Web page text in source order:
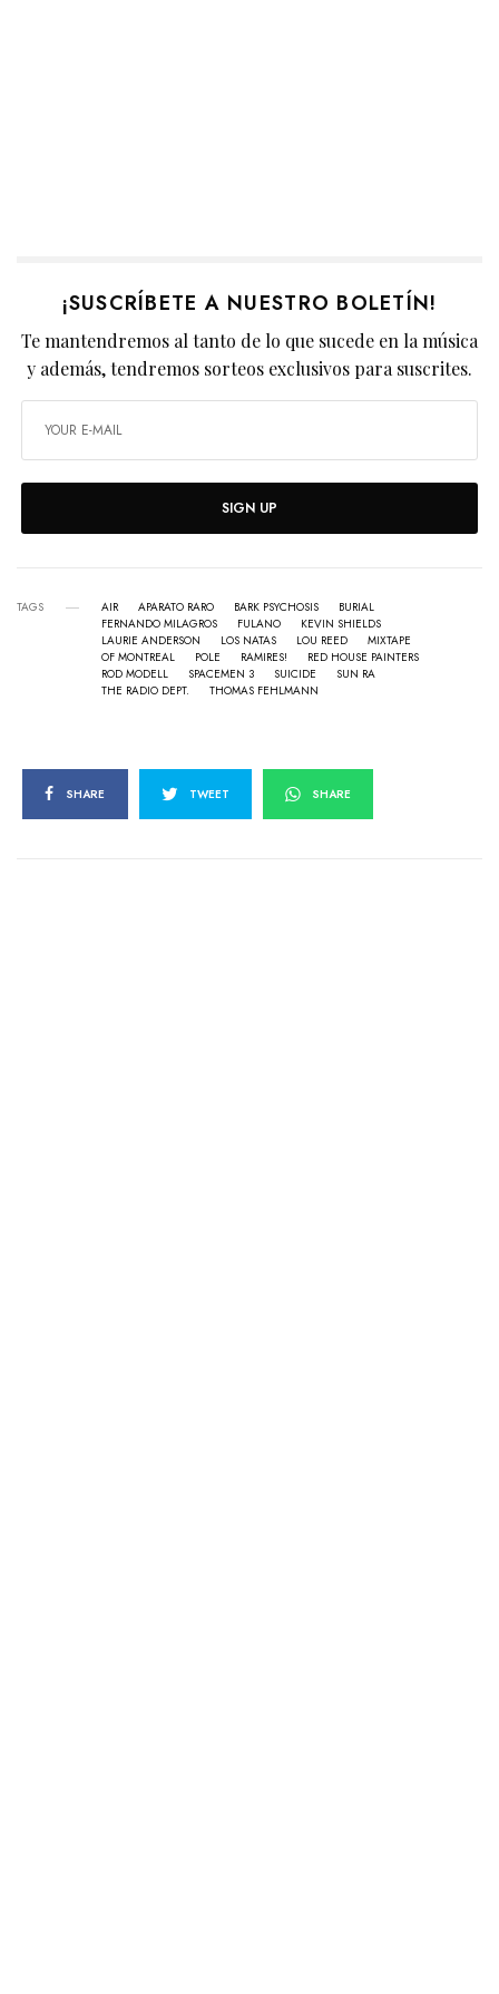
¡SUSCRÍBETE A NUESTRO BOLETÍN!
Te mantendremos al tanto de lo que sucede en la música
y además, tendremos sorteos exclusivos para suscrites.
SIGN UP
TAGS AIR APARATO RARO BARK PSYCHOSIS
BURIAL
FERNANDO MILAGROS
FULANO
KEVIN SHIELDS
LAURIE ANDERSON
LOS NATAS LOU REED
MIXTAPE
OF MONTREAL
POLE RAMIRES!
RED HOUSE PAINTERS
ROD MODELL
SPACEMEN 3 SUICIDE
SUN RA
THE RADIO DEPT.
THOMAS FEHLMANN
SHARE TWEET SHARE